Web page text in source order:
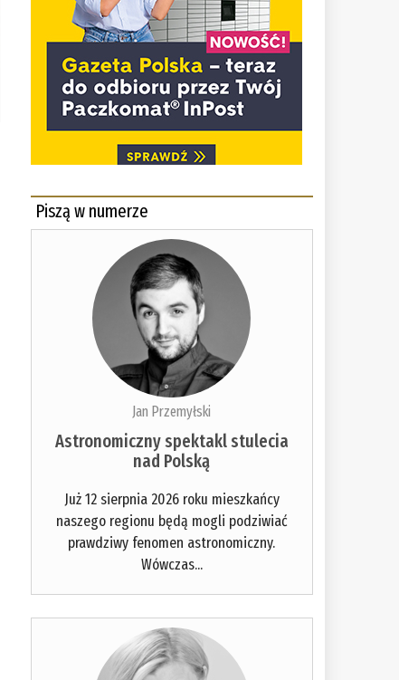
Piszą w numerze
Jan Przemyłski
Astronomiczny spektakl stulecia
nad Polską
Już 12 sierpnia 2026 roku mieszkańcy
naszego regionu będą mogli podziwiać
prawdziwy fenomen astronomiczny.
Wówczas...